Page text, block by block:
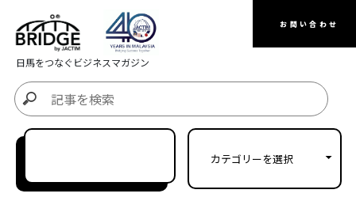
お問い合わせ
日馬をつなぐビジネスマガジン